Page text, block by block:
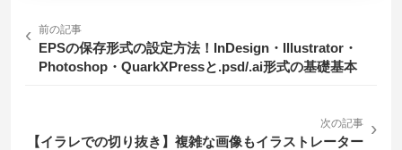
‹ 前の記事
EPSの保存形式の設定方法！InDesign・Illustrator・
Photoshop・QuarkXPressと.psd/.ai形式の基礎基本
次の記事
【イラレでの切り抜き】複雑な画像もイラストレーター
›